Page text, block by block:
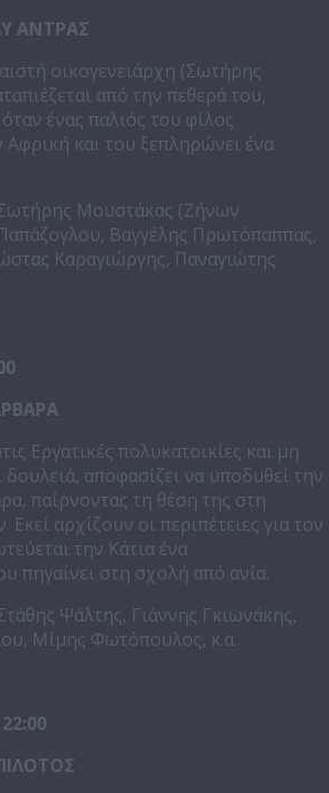
ΑΝΤΡΑΣ
οικογενειάρχη (Σωτήρης
από την πεθερά του,
ένας παλιός του φίλος
Αφρική και του ξεπληρώνει ένα
Μουστάκας (Ζήνων
Βαγγέλης Πρωτόπαππας,
Καραγιώργης, Παναγιώτης
Εργατικές πολυκατοικίες και μη
αποφασίζει να υποδυθεί την
παίρνοντας τη θέση της στη
αρχίζουν οι περιπέτειες για τον
την Κάτια ένα
πηγαίνει στη σχολή από ανία.
Ψάλτης, Γιάννης Γκιωνάκης,
Μίμης Φωτόπουλος, κ.α.